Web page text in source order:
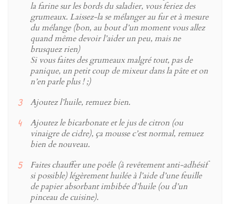
la farine sur les bords du saladier, vous feriez des
grumeaux. Laissez-la se mélanger au fur et à mesure
du mélange (bon, au bout d’un moment vous allez
quand même devoir l’aider un peu, mais ne
brusquez rien)
Si vous faites des grumeaux malgré tout, pas de
panique, un petit coup de mixeur dans la pâte et on
n’en parle plus ! ;)
Ajoutez l’huile, remuez bien.
Ajoutez le bicarbonate et le jus de citron (ou
vinaigre de cidre), ça mousse c’est normal, remuez
bien de nouveau.
Faites chauffer une poêle (à revêtement anti-adhésif
si possible) légèrement huilée à l’aide d’une feuille
de papier absorbant imbibée d’huile (ou d’un
pinceau de cuisine).